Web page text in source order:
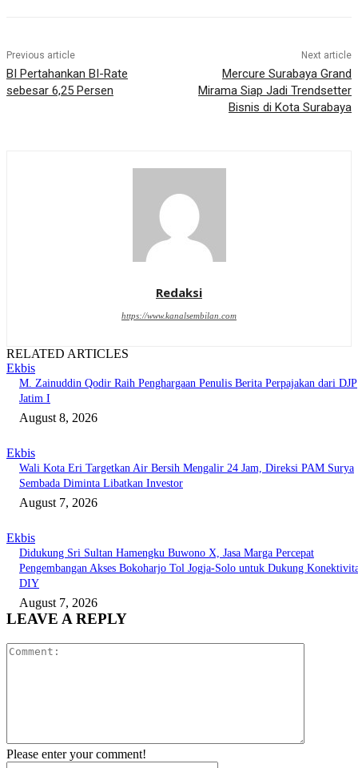
Previous article
BI Pertahankan BI-Rate
sebesar 6,25 Persen
Next article
Mercure Surabaya Grand
Mirama Siap Jadi Trendsetter
Bisnis di Kota Surabaya
Redaksi
https://www.kanalsembilan.com
RELATED ARTICLES
Ekbis
M. Zainuddin Qodir Raih Penghargaan Penulis Berita Perpajakan dari DJP
Jatim I
August 8, 2026
Ekbis
Wali Kota Eri Targetkan Air Bersih Mengalir 24 Jam, Direksi PAM Surya
Sembada Diminta Libatkan Investor
August 7, 2026
Ekbis
Didukung Sri Sultan Hamengku Buwono X, Jasa Marga Percepat
Pengembangan Akses Bokoharjo Tol Jogja-Solo untuk Dukung
DIY
August 7, 2026
LEAVE A REPLY
Please enter your comment!